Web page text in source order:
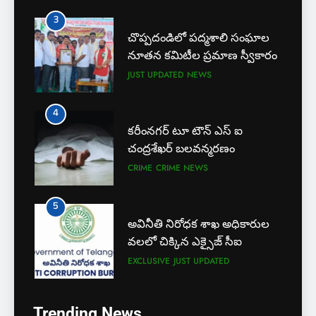
3
చొప్పదండిలో పద్మశాలి సంఘాల
నూతన కమిటీల ప్రమాణ స్వీకారం
JUST UPDATED NEWS
4
కరీంనగర్ టూ టౌన్ ఎస్ ఐ
చంద్రశేఖర్ బలవన్మరణం
CRIME CRIME NEWS
5
అవినీతి నిరోధక శాఖ అధికారుల
వలలో చిక్కిన ఎక్సైజ్ సీఐ
EXCLUSIVE JUST UPDATED